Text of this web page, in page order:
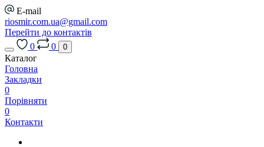
E-mail
riosmir.com.ua@gmail.com
Перейти до контактів
0
0 0
Каталог
Головна
Закладки
0
Порівняти
0
Контакти